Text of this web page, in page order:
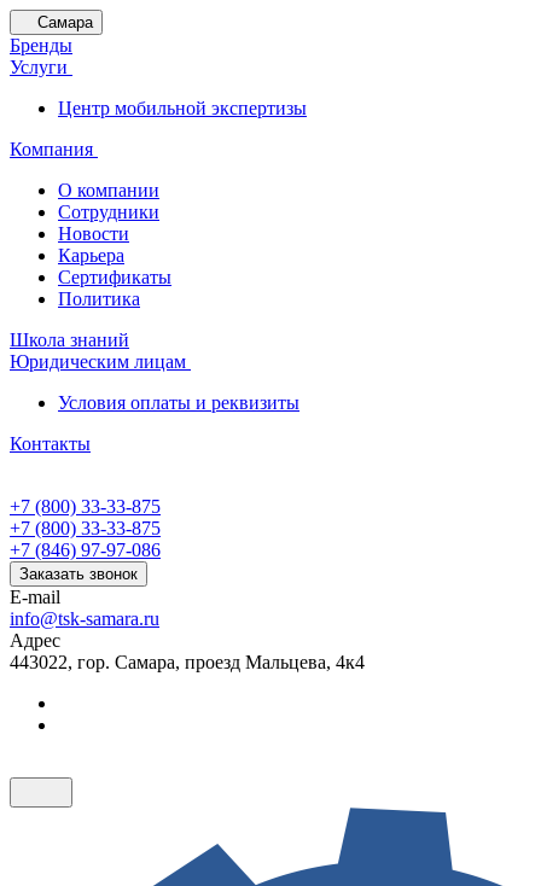
Самара
Бренды
Услуги
Центр мобильной экспертизы
Компания
О компании
Сотрудники
Новости
Карьера
Сертификаты
Политика
Школа знаний
Юридическим лицам
Условия оплаты и реквизиты
Контакты
+7 (800) 33-33-875
+7 (800) 33-33-875
+7 (846) 97-97-086
Заказать звонок
E-mail
info@tsk-samara.ru
Адрес
443022, гор. Самара, проезд Мальцева, 4к4